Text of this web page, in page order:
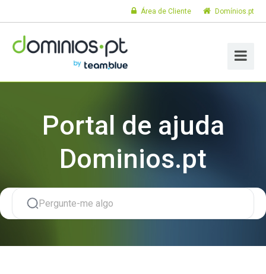
Domínios.pt
Área de Cliente
Portal de ajuda
Dominios.pt